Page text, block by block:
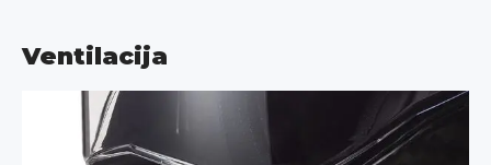
Ventilacija